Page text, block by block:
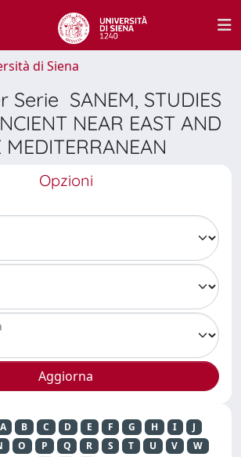
di Siena
Serie SANEM, STUDIES
NEAR EAST AND
MEDITERRANEAN
Opzioni
A B C D E F G H I
J
O P Q R S T U V
W